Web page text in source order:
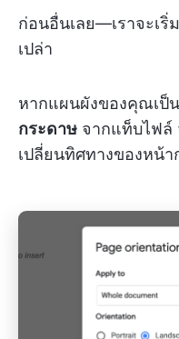
ก่อนอื่นเลย—เราจะเริ่
เปล่า
หากแผนผังของคุณเป็
กระดาษ จากแท็บไฟล์
เปลี่ยนทิศทางของหน้